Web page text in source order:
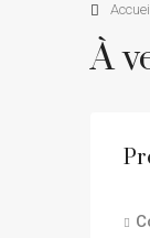
Accueil
À